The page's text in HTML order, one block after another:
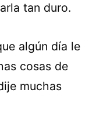
tan duro.
algún día le
cosas de
muchas